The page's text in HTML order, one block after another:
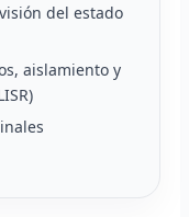
del estado
aislamiento y